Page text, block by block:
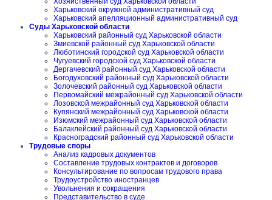
Харьковский окружной административный суд
Харьковский апелляционный административный суд
Суды Харьковской области
Харьковский районный суд Харьковской области
Змиевской районный суд Харьковской области
Люботинский городской суд Харьковской области
Чугуевский городской суд Харьковской области
Дергачевский районный суд Харьковской области
Богодуховский районный суд Харьковской области
Золочевский районный суд Харьковской области
Первомайский межрайонный суд Харьковской области
Лозовской межрайонный суд Харьковской области
Купянский межрайонный суд Харьковской области
Изюмский межрайонный суд Харьковской области
Балаклейский районный суд Харьковской области
Красноградский районный суд Харьковской области
Трудовые споры
Анализ кадровых документов
Составление трудовых контрактов и договоров
Консультирование по вопросам трудового права
Трудоустройство иностранцев
Увольнения и сокращения
Представительство в суде